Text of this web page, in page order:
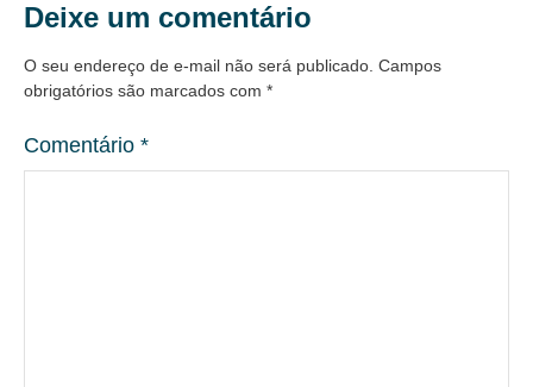
Deixe um comentário
O seu endereço de e-mail não será publicado. Campos
obrigatórios são marcados com *
Comentário *